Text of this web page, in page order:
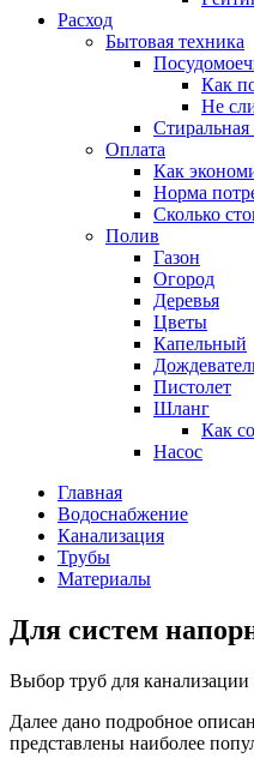
Расход
Бытовая техника
Как
Не
Оплата
Как
Норма
Сколько
Полив
Газон
Огород
Деревья
Цветы
Капельный
Пистолет
Шланг
Как
Насос
Главная
Водоснабжение
Канализация
Трубы
Материалы
Для систем
Выбор труб для канализации
Далее дано подробное
представлены наиболее